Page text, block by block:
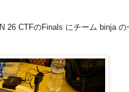
26 CTFのFinals にチーム binja の